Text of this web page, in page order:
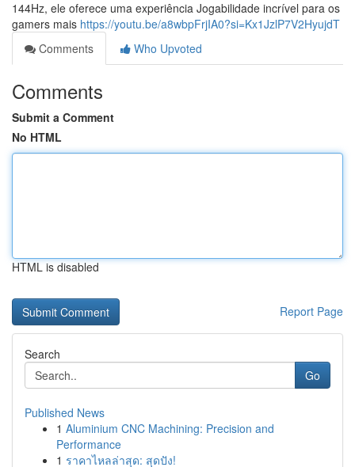
144Hz, ele oferece uma experiência Jogabilidade incrível para os
gamers mais https://youtu.be/a8wbpFrjIA0?si=Kx1JzlP7V2HyujdT
Comments
Who Upvoted
Comments
Submit a Comment
No HTML
HTML is disabled
Report Page
Search
Go
Published News
1 Aluminium CNC Machining: Precision and
Performance
1 ราคาไหลล่าสุด: สุดปัง!